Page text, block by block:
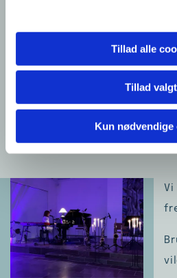
Tillad alle
Tillad
Kun nødvendige
Her er ingen travlhed, kun ro
man kan lytte, mærke og
musikken folder sig ud og
Læs mere